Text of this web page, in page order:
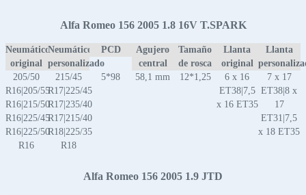
Alfa Romeo 156 2005 1.8 16V T.SPARK
Neumático
original
Neumático
personalizado
PCD
Agujero
central
Tamaño
de rosca
Llanta
original
Llanta
205/50
R16|205/55
R16|215/50
R16|225/45
R16|225/50
R16
215/45
R17|225/45
R17|235/40
R17|215/40
R18|225/35
R18
5*98 58,1 mm 12*1,25
6 x 16
ET38|7,5
x 16 ET35
7 x 17
ET38|8 x
17
ET31|7,5
x 18 ET35
Alfa Romeo 156 2005 1.9 JTD